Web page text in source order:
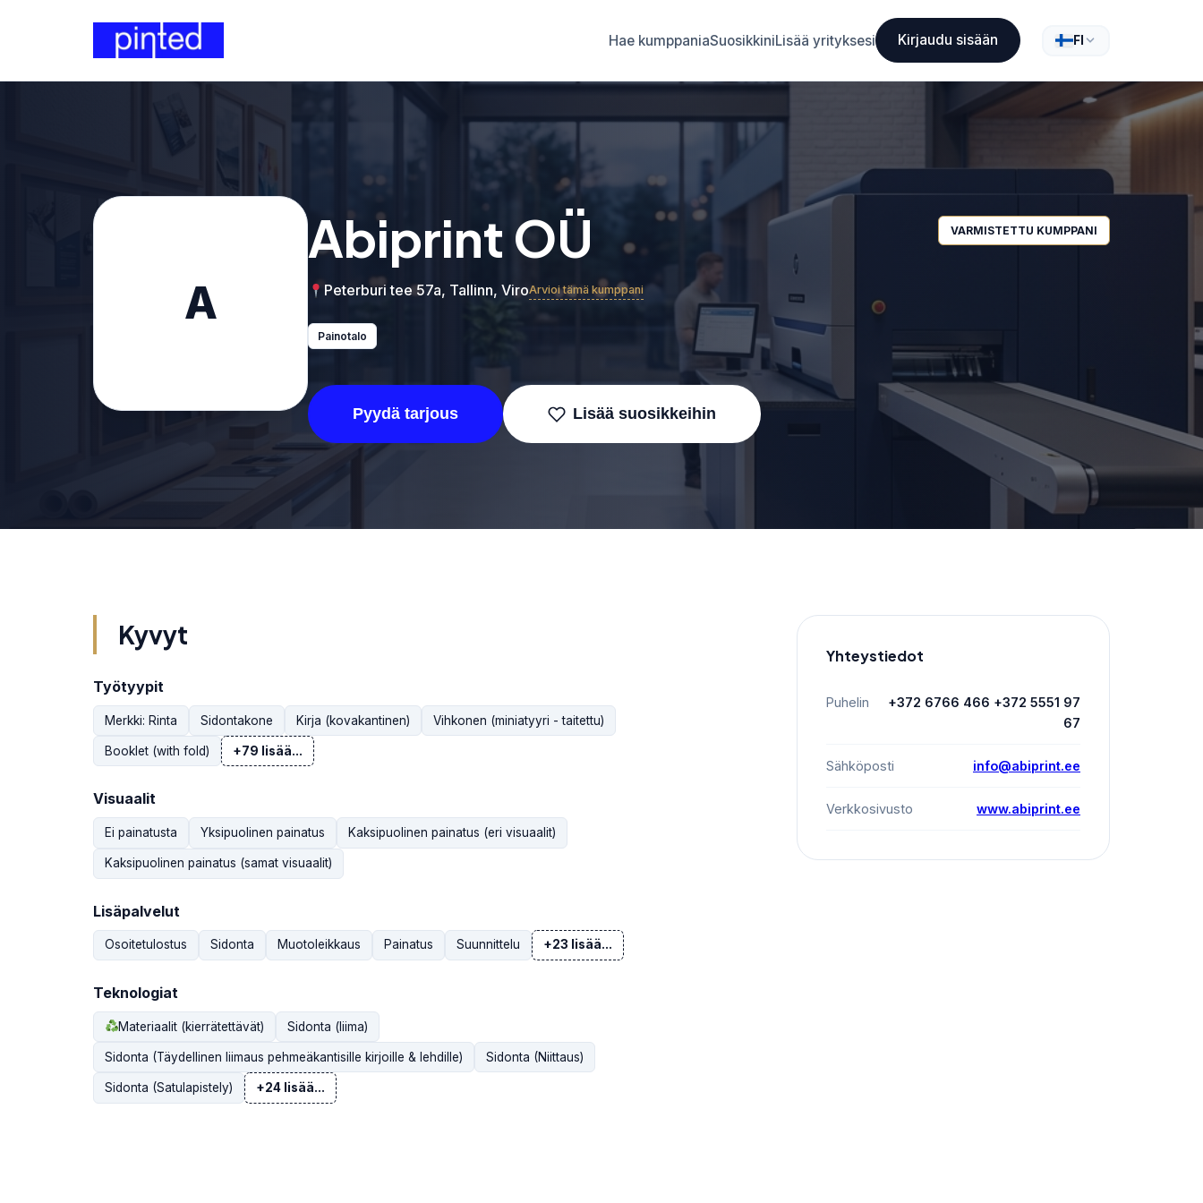
Hae kumppaniaSuosikkiniLisää yrityksesi Kirjaudu sisään FI
A
Abiprint OÜ VARMISTETTU KUMPPANI
Peterburi tee 57a, Tallinn, ViroArvioi tämä kumppani
Painotalo
Pyydä tarjous Lisää suosikkeihin
Kyvyt
Työtyypit
Merkki: Rinta Sidontakone Kirja (kovakantinen) Vihkonen (miniatyyri - taitettu)
Booklet (with fold) +79 lisää...
Visuaalit
Ei painatusta Yksipuolinen painatus Kaksipuolinen painatus (eri visuaalit)
Kaksipuolinen painatus (samat visuaalit)
Lisäpalvelut
Osoitetulostus Sidonta Muotoleikkaus Painatus Suunnittelu +23 lisää...
Teknologiat
Materiaalit (kierrätettävät) Sidonta (liima)
Sidonta (Täydellinen liimaus pehmeäkantisille kirjoille & lehdille) Sidonta (Niittaus)
Sidonta (Satulapistely) +24 lisää...
Yhteystiedot
Puhelin
+372 6766 466 +372 5551 97
67
Sähköposti info@abiprint.ee
Verkkosivusto www.abiprint.ee